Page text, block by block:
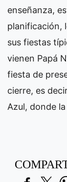
enseñanza,
planificación,
sus fiestas
vienen Papá
fiesta de
cierre, es
Azul, donde